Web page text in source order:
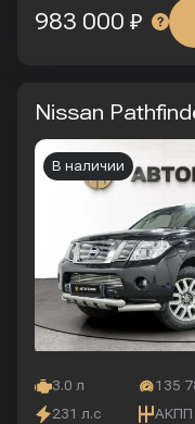
983 000 ₽
Nissan
3.0 л 135
231 л.с
АКПП
В наличии